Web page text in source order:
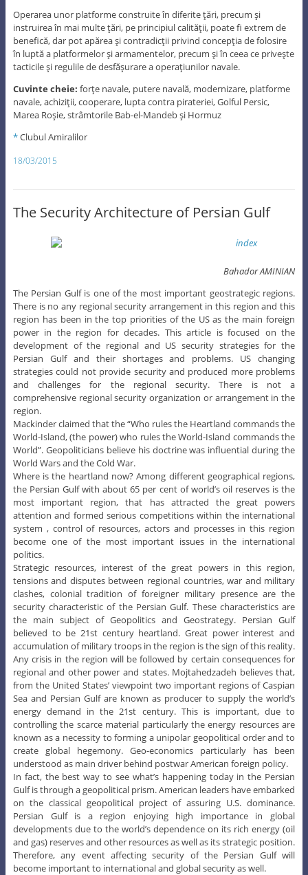
Operarea unor platforme construite în diferite ţări, precum şi
instruirea în mai multe ţări, pe principiul calităţii, poate fi extrem de
benefică, dar pot apărea şi contradicţii privind concepţia de folosire
în luptă a platformelor şi armamentelor, precum şi în ceea ce priveşte
tacticile şi regulile de desfăşurare a operaţiunilor navale.
Cuvinte cheie: forţe navale, putere navală, modernizare, platforme
navale, achiziţii, cooperare, lupta contra pirateriei, Golful Persic,
Marea Roşie, strâmtorile Bab-el-Mandeb şi Hormuz
*Clubul Amiralilor
18/03/2015
The Security Architecture of Persian Gulf
Bahador AMINIAN
The Persian Gulf is one of the most important geostrategic regions.
There is no any regional security arrangement in this region and this
region has been in the top priorities of the US as the main foreign
power in the region for decades. This article is focused on the
development of the regional and US security strategies for the
Persian Gulf and their shortages and problems. US changing
strategies could not provide security and produced more problems
and challenges for the regional security. There is not a
comprehensive regional security organization or arrangement in the
region.
Mackinder claimed that the “Who rules the Heartland commands the
World-Island, (the power) who rules the World-Island commands the
World”. Geopoliticians believe his doctrine was influential during the
World Wars and the Cold War.
Where is the heartland now? Among different geographical regions,
the Persian Gulf with about 65 per cent of world’s oil reserves is the
most important region, that has attracted the great powers
attention and formed serious competitions within the international
system , control of resources, actors and processes in this region
become one of the most important issues in the international
politics.
Strategic resources, interest of the great powers in this region,
tensions and disputes between regional countries, war and military
clashes, colonial tradition of foreigner military presence are the
security characteristic of the Persian Gulf. These characteristics are
the main subject of Geopolitics and Geostrategy. Persian Gulf
believed to be 21st century heartland. Great power interest and
accumulation of military troops in the region is the sign of this reality.
Any crisis in the region will be followed by certain consequences for
regional and other power and states. Mojtahedzadeh believes that,
from the United States’ viewpoint two important regions of Caspian
Sea and Persian Gulf are known as producer to supply the world’s
energy demand in the 21st century. This is important, due to
controlling the scarce material particularly the energy resources are
known as a necessity to forming a unipolar geopolitical order and to
create global hegemony. Geo-economics particularly has been
understood as main driver behind postwar American foreign policy.
In fact, the best way to see what’s happening today in the Persian
Gulf is through a geopolitical prism. American leaders have embarked
on the classical geopolitical project of assuring U.S. dominance.
Persian Gulf is a region enjoying high importance in global
developments due to the world’s dependence on its rich energy (oil
and gas) reserves and other resources as well as its strategic position.
Therefore, any event affecting security of the Persian Gulf will
become important to international and global security as well.